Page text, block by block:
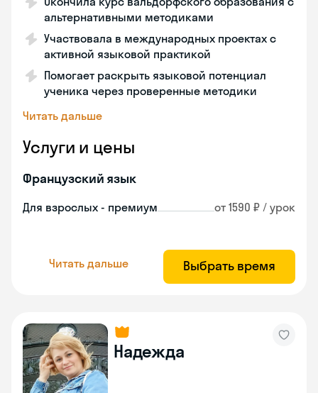
альтернативными методиками
Участвовала в международных проектах с
активной языковой практикой
Помогает раскрыть языковой потенциал
ученика через проверенные методики
Читать дальше
Услуги и цены
Французский язык
Для взрослых - премиум от 1590 ₽ / урок
Читать дальше Выбрать время
Надежда